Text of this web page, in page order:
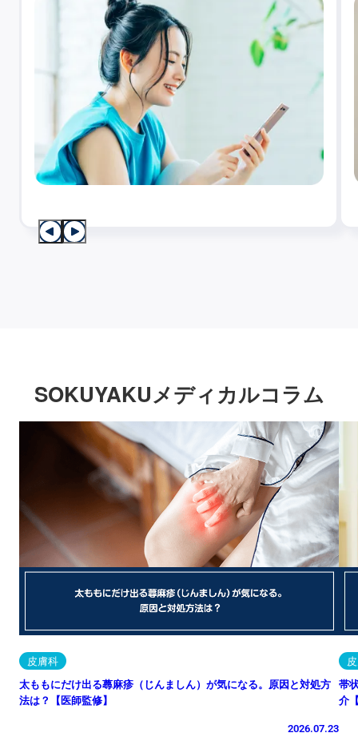
SOKUYAKUメディカルコラム
皮膚科
太ももにだけ出る蕁麻疹（じんましん）が気になる。原因と対処方
法は？【医師監修】
2026.07.23
帯
介